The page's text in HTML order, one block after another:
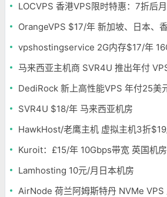
OrangeVPS $17/年 新加坡、日本、
vpshostingservice 2G内存$17/年
SVR4U $18/年 马来西亚机房
Kuroit：£15/年 10Gbps带宽 英国机房
Lamhosting 10元/月日本机房